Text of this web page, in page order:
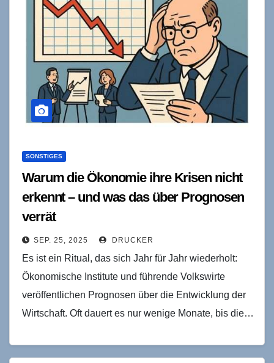
SONSTIGES
Warum die Ökonomie ihre Krisen nicht
erkennt – und was das über Prognosen
verrät
SEP. 25, 2025 DRUCKER
Es ist ein Ritual, das sich Jahr für Jahr wiederholt:
Ökonomische Institute und führende Volkswirte
veröffentlichen Prognosen über die Entwicklung der
Wirtschaft. Oft dauert es nur wenige Monate, bis die…